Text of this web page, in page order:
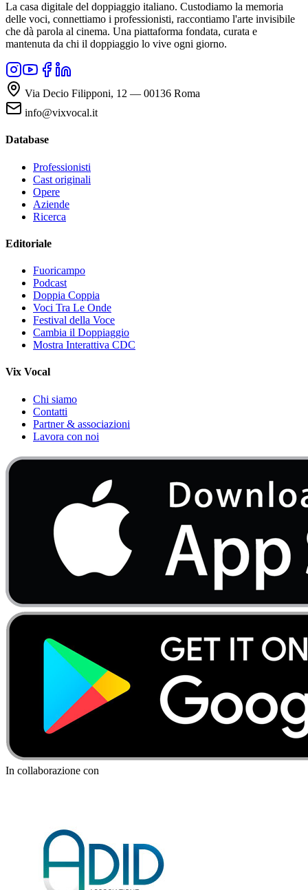
La casa digitale del doppiaggio italiano. Custodiamo la memoria
delle voci, connettiamo i professionisti, raccontiamo l'arte invisibile
che dà parola al cinema. Una piattaforma fondata, curata e
mantenuta da chi il doppiaggio lo vive ogni giorno.
Via Decio Filipponi, 12 — 00136 Roma
info@vixvocal.it
Database
Professionisti
Cast originali
Opere
Aziende
Ricerca
Editoriale
Fuoricampo
Podcast
Doppia Coppia
Voci Tra Le Onde
Festival della Voce
Cambia il Doppiaggio
Mostra Interattiva CDC
Vix Vocal
Chi siamo
Contatti
Partner & associazioni
Lavora con noi
In collaborazione con